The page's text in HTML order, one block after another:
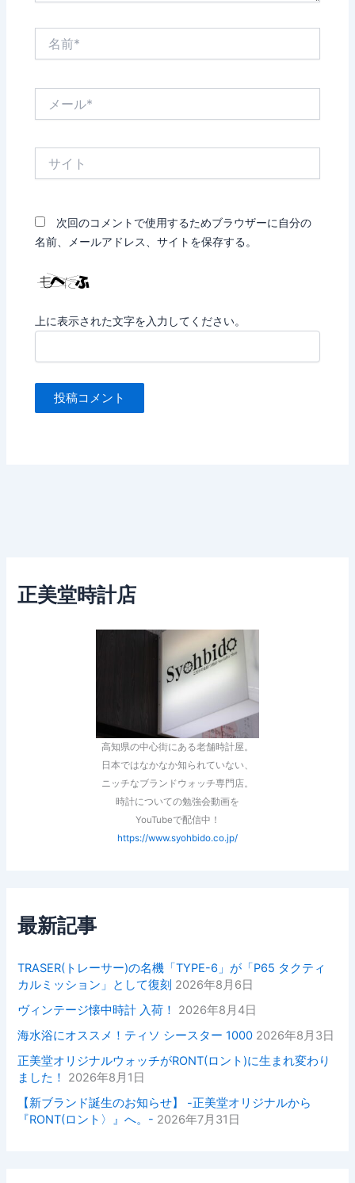
次回のコメントで使用するためブラウザーに自分の
名前、メールアドレス、サイトを保存する。
上に表示された文字を入力してください。
正美堂時計店
高知県の中心街にある老舗時計屋。
日本ではなかなか知られていない、
ニッチなブランドウォッチ専門店。
時計についての勉強会動画を
YouTubeで配信中！
https://www.syohbido.co.jp/
最新記事
TRASER(トレーサー)の名機「TYPE-6」が「P65 タクティ
カルミッション」として復刻 2026年8月6日
ヴィンテージ懐中時計 入荷！
2026年8月4日
海水浴にオススメ！ティソ シースター 1000 2026年8月3日
正美堂オリジナルウォッチがRONT(ロント)に生まれ変わり
ました！
2026年8月1日
【新ブランド誕生のお知らせ】 -正美堂オリジナルから
『RONT(ロント〉』へ。- 2026年7月31日